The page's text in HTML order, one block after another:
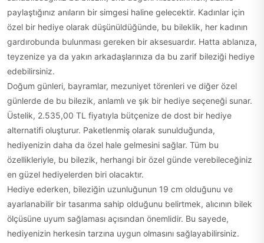
paylaştığınız anıların bir simgesi haline gelecektir. Kadınlar için
özel bir hediye olarak düşünüldüğünde, bu bileklik, her kadının
gardırobunda bulunması gereken bir aksesuardır. Hatta ablanıza,
teyzenize ya da yakın arkadaşlarınıza da bu zarif bileziği hediye
edebilirsiniz.
Doğum günleri, bayramlar, mezuniyet törenleri ve diğer özel
günlerde de bu bilezik, anlamlı ve şık bir hediye seçeneği sunar.
Üstelik, 2.535,00 TL fiyatıyla bütçenize de dost bir hediye
alternatifi oluşturur. Paketlenmiş olarak sunulduğunda,
hediyenizin daha da özel hale gelmesini sağlar. Tüm bu
özellikleriyle, bu bilezik, herhangi bir özel günde verebileceğiniz
en güzel hediyelerden biri olacaktır.
Hediye ederken, bileziğin uzunluğunun 19 cm olduğunu ve
ayarlanabilir bir tasarıma sahip olduğunu belirtmek, alıcının bilek
ölçüsüne uyum sağlaması açısından önemlidir. Bu sayede,
hediyenizin herkesin tarzına uygun olmasını sağlayabilirsiniz.